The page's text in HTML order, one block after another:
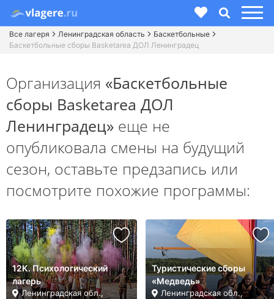
Все лагеря Ленинградская область
Баскетбольные
Баскетбольные сборы Basketarea ДОЛ Ленинградец
Организация «Баскетбольные
сборы Basketarea ДОЛ
Ленинградец» еще не
опубликовала смены на будущий
сезон, оставьте предзапись или
посмотрите похожие программы:
12К. Психологический
лагерь
Ленинградская обл.,
Туристические сборы
«Медведь»
Ленинградская обл.,